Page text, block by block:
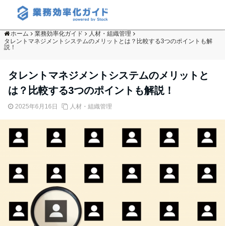
ホーム 業務効率化ガイド
人材・組織管理
タレントマネジメントシステムのメリットとは？比較する3つのポイントも解
説！
タレントマネジメントシステムのメリットと
は？比較する3つのポイントも解説！
2025年6月16日 人材・組織管理